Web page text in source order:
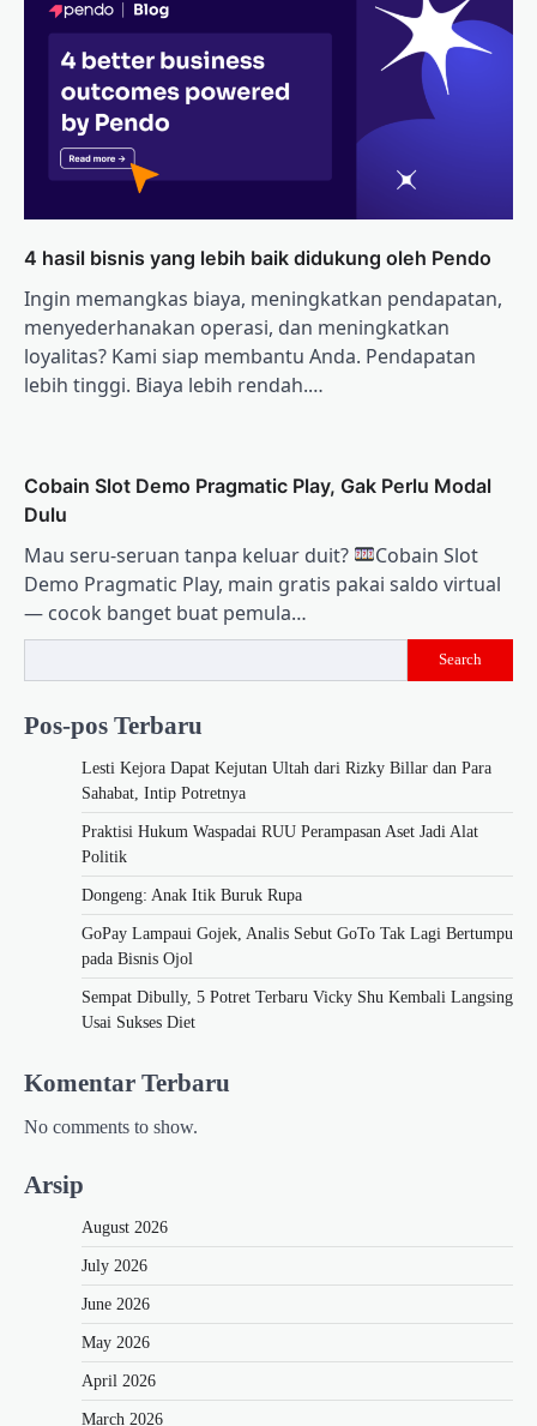
4 hasil bisnis yang lebih baik didukung oleh Pendo
Ingin memangkas biaya, meningkatkan pendapatan,
menyederhanakan operasi, dan meningkatkan
loyalitas? Kami siap membantu Anda. Pendapatan
lebih tinggi. Biaya lebih rendah.…
Cobain Slot Demo Pragmatic Play, Gak Perlu Modal
Dulu
Mau seru-seruan tanpa keluar duit?
Cobain Slot
Demo Pragmatic Play, main gratis pakai saldo virtual
— cocok banget buat pemula…
Search
Pos-pos Terbaru
Lesti Kejora Dapat Kejutan Ultah dari Rizky Billar dan Para
Sahabat, Intip Potretnya
Praktisi Hukum Waspadai RUU Perampasan Aset Jadi Alat
Politik
Dongeng: Anak Itik Buruk Rupa
GoPay Lampaui Gojek, Analis Sebut GoTo Tak Lagi Bertumpu
pada Bisnis Ojol
Sempat Dibully, 5 Potret Terbaru Vicky Shu Kembali Langsing
Usai Sukses Diet
Komentar Terbaru
No comments to show.
Arsip
August 2026
July 2026
June 2026
May 2026
April 2026
March 2026